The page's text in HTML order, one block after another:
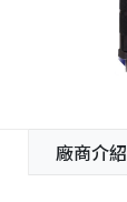
廠商介紹